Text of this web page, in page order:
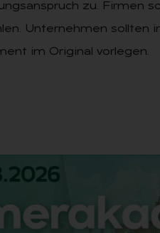
zu. Firmen
Unternehmen sollten
im Original vorlegen.